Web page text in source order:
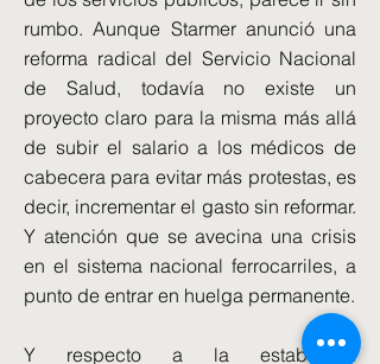
rumbo. Aunque Starmer anunció una
reforma radical del Servicio Nacional
de Salud, todavía no existe un
proyecto claro para la misma más allá
de subir el salario a los médicos de
cabecera para evitar más protestas, es
decir, incrementar el gasto sin reformar.
Y atención que se avecina una crisis
en el sistema nacional ferrocarriles, a
punto de entrar en huelga permanente.
Y respecto a la estabilidad